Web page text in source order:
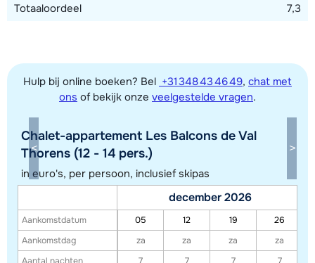
Toon alle accommodaties in dit gebied
Deze kaart geeft een indicatie van de ligging van onze accommodaties. De
exacte locatie kan enigszins afwijken.
Totaaloordeel
7,3
Hulp bij online boeken? Bel +31 348 43 46 49, chat met
ons of bekijk onze veelgestelde vragen.
Chalet-appartement Les Balcons de Val
Thorens (12 - 14 pers.)
in euro's, per persoon, inclusief skipas
Aankomstdatum
Aankomstdag
december 2026
05 12 19
26
za
za za
za